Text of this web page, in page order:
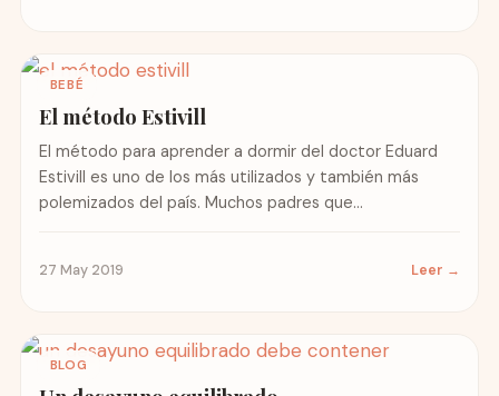
BEBÉ
El método Estivill
El método para aprender a dormir del doctor Eduard
Estivill es uno de los más utilizados y también más
polemizados del país. Muchos padres que...
27 May 2019 Leer →
BLOG